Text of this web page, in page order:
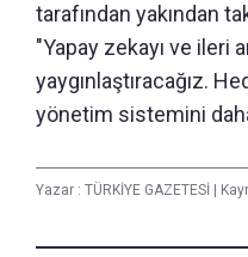
tarafından yakından
"Yapay zekayı ve ileri
yaygınlaştıracağız.
yönetim sistemini
Yazar : TÜRKİYE GAZETESİ